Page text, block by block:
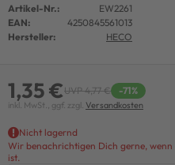
Artikel-Nr.:
EW2261
EAN:
4250845561013
Hersteller:
HECO
1,35 €UVP 4,77 € -71%
inkl. MwSt., ggf. zzgl. Versandkosten
Nicht lagernd
Wir benachrichtigen Dich gerne,
ist.